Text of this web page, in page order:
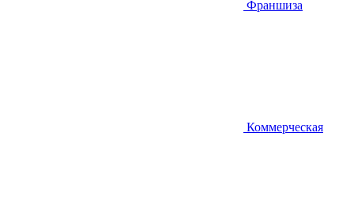
Франшиза
Коммерческая